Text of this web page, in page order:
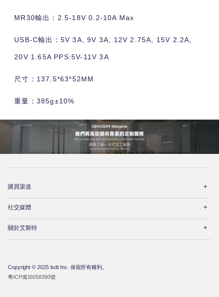
MR30輸出：2.5-18V 0.2-10A Max
USB-C輸出：5V 3A, 9V 3A, 12V 2.75A, 15V 2.2A,
20V 1.65A PPS:5V-11V 3A
尺寸：137.5*63*52MM
重量：385g±10%
購買渠道
菜
社交媒體
菜
關於艾斯特
菜
Copyright © 2025 Isdt Inc. 保留所有權利。
粵ICP備16058390號